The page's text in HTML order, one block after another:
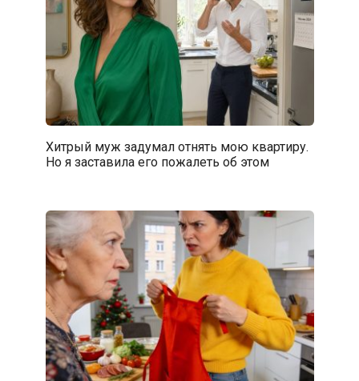
Хитрый муж задумал отнять мою квартиру.
Но я заставила его пожалеть об этом